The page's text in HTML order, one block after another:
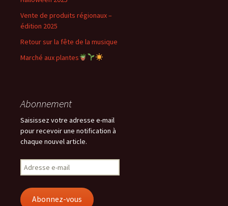
Vente de produits régionaux –
édition 2025
Retour sur la fête de la musique
Marché aux plantes
Abonnement
Saisissez votre adresse e-mail
pour recevoir une notification à
chaque nouvel article.
Adresse
e-
Abonnez-vous